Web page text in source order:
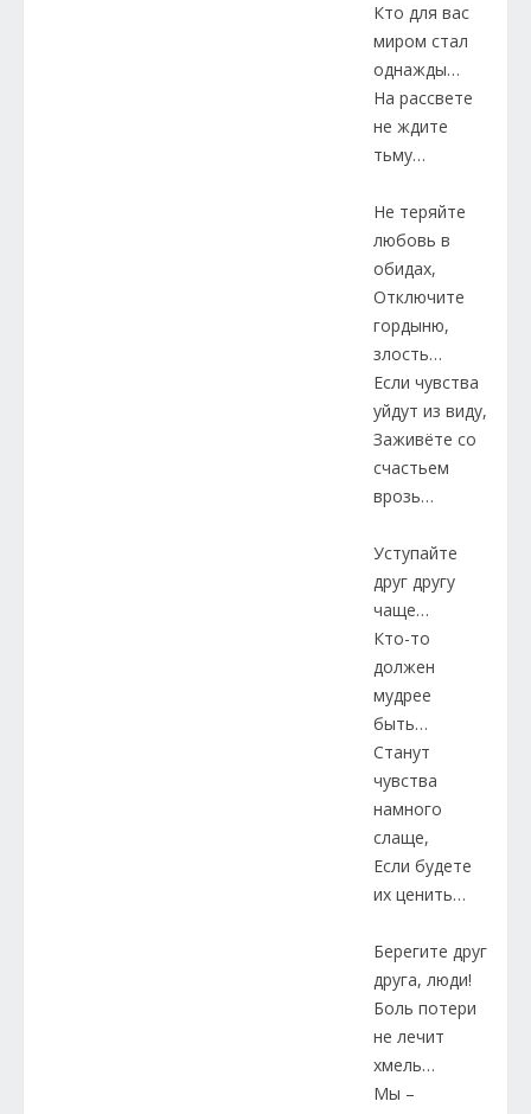
Кто для вас
миром стал
однажды…
На рассвете
не ждите
тьму…
Не теряйте
любовь в
обидах,
Отключите
гордыню,
злость…
Если чувства
уйдут из виду,
Заживёте со
счастьем
врозь…
Уступайте
друг другу
чаще…
Кто-то
должен
мудрее
быть…
Станут
чувства
намного
слаще,
Если будете
их ценить…
Берегите друг
друга, люди!
Боль потери
не лечит
хмель…
Мы –